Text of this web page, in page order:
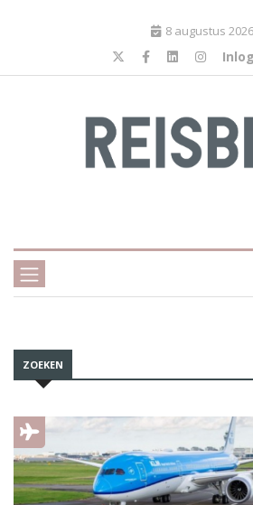
8 augustus 2026
ZOEKEN